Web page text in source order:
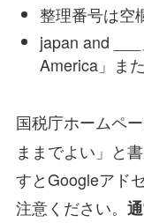
整理番号は空
japan and
America」ま
国税庁ホームペ
ままでよい」と
すとGoogleアド
注意ください。